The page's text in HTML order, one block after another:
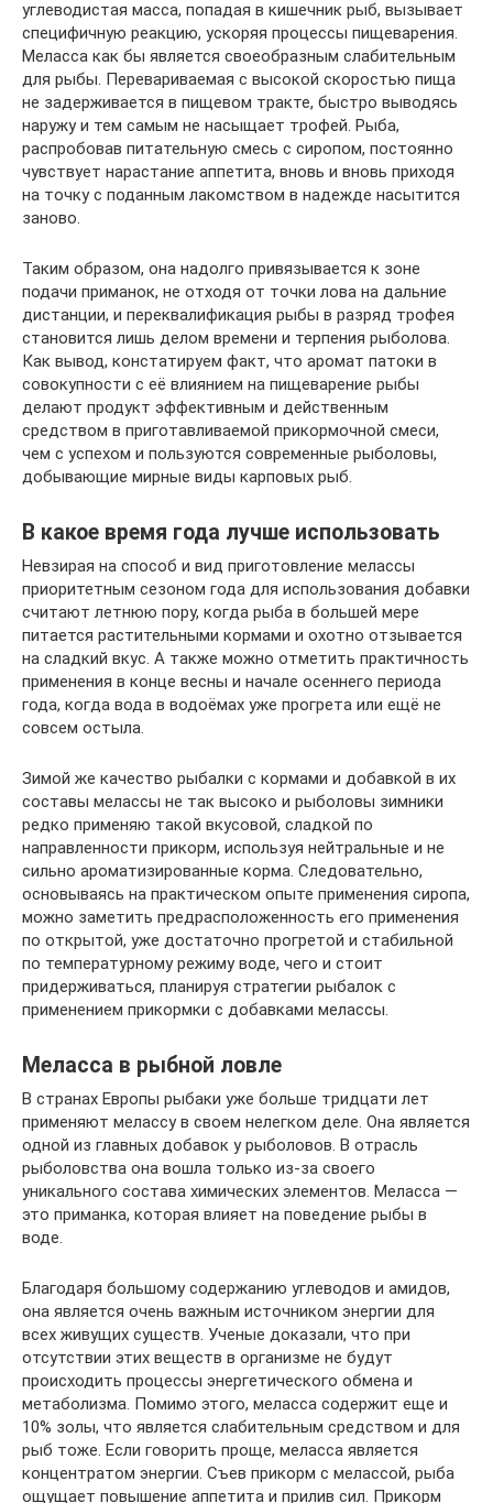
углеводистая масса, попадая в кишечник рыб, вызывает
специфичную реакцию, ускоряя процессы пищеварения.
Меласса как бы является своеобразным слабительным
для рыбы. Перевариваемая с высокой скоростью пища
не задерживается в пищевом тракте, быстро выводясь
наружу и тем самым не насыщает трофей. Рыба,
распробовав питательную смесь с сиропом, постоянно
чувствует нарастание аппетита, вновь и вновь приходя
на точку с поданным лакомством в надежде насытится
заново.
Таким образом, она надолго привязывается к зоне
подачи приманок, не отходя от точки лова на дальние
дистанции, и переквалификация рыбы в разряд трофея
становится лишь делом времени и терпения рыболова.
Как вывод, констатируем факт, что аромат патоки в
совокупности с её влиянием на пищеварение рыбы
делают продукт эффективным и действенным
средством в приготавливаемой прикормочной смеси,
чем с успехом и пользуются современные рыболовы,
добывающие мирные виды карповых рыб.
В какое время года лучше использовать
Невзирая на способ и вид приготовление мелассы
приоритетным сезоном года для использования добавки
считают летнюю пору, когда рыба в большей мере
питается растительными кормами и охотно отзывается
на сладкий вкус. А также можно отметить практичность
применения в конце весны и начале осеннего периода
года, когда вода в водоёмах уже прогрета или ещё не
совсем остыла.
Зимой же качество рыбалки с кормами и добавкой в их
составы мелассы не так высоко и рыболовы зимники
редко применяю такой вкусовой, сладкой по
направленности прикорм, используя нейтральные и не
сильно ароматизированные корма. Следовательно,
основываясь на практическом опыте применения сиропа,
можно заметить предрасположенность его применения
по открытой, уже достаточно прогретой и стабильной
по температурному режиму воде, чего и стоит
придерживаться, планируя стратегии рыбалок с
применением прикормки с добавками мелассы.
Меласса в рыбной ловле
В странах Европы рыбаки уже больше тридцати лет
применяют мелассу в своем нелегком деле. Она является
одной из главных добавок у рыболовов. В отрасль
рыболовства она вошла только из-за своего
уникального состава химических элементов. Меласса —
это приманка, которая влияет на поведение рыбы в
воде.
Благодаря большому содержанию углеводов и амидов,
она является очень важным источником энергии для
всех живущих существ. Ученые доказали, что при
отсутствии этих веществ в организме не будут
происходить процессы энергетического обмена и
метаболизма. Помимо этого, меласса содержит еще и
10% золы, что является слабительным средством и для
рыб тоже. Если говорить проще, меласса является
концентратом энергии. Съев прикорм с мелассой, рыба
ощущает повышение аппетита и прилив сил. Прикорм